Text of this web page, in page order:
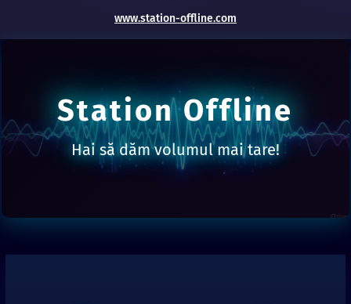
www.station-offline.com
Station Offline
Hai să dăm volumul mai tare!